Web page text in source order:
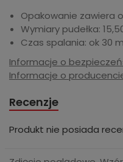
Opakowanie zawiera
Wymiary pudełka:
Czas spalania: ok 30
Informacje o
Informacje o
Recenzje
Produkt nie posiada